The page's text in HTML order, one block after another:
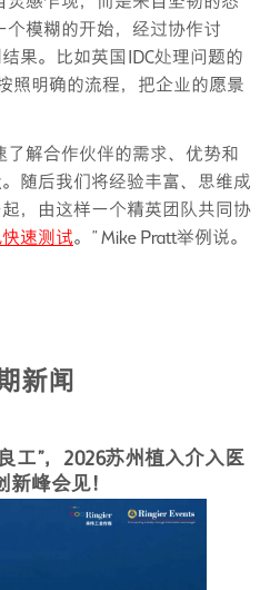
个模糊的开始，经过协作讨
果。比如英国IDC处理问题的
照明确的流程，把企业的愿景
了解合作伙伴的需求、优势和
随后我们将经验丰富、思维成
，由这样一个精英团队共同协
速测试。” Mike Pratt举例说。
新闻
工”，2026苏州植入介入医
新峰会见！